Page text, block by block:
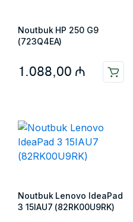
Noutbuk HP 250 G9
(723Q4EA)
1.088,00 ₼
Noutbuk Lenovo IdeaPad
3 15IAU7 (82RK00U9RK)